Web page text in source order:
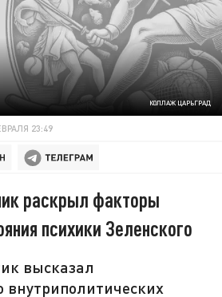
КОЛЛАЖ ЦАРЬГРАД
23:49
раскрыл факторы
психики Зеленского
высказал
внутриполитических